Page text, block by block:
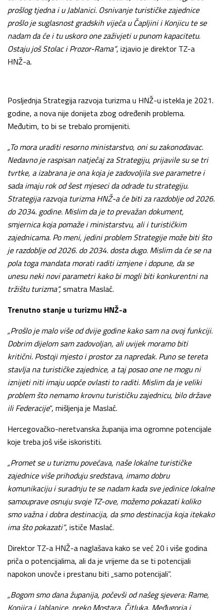
prošlog tjedna i u Jablanici. Osnivanje turističke zajednice
prošlo je suglasnost gradskih vijeća u Čapljini i Konjicu te se
nadam da će i tu uskoro one zaživjeti u punom kapacitetu.
Ostaju još Stolac i Prozor-Rama“, izjavio je direktor TZ-a
HNŽ-a.
Posljednja Strategija razvoja turizma u HNŽ-u istekla je 2021.
godine, a nova nije donijeta zbog određenih problema.
Međutim, to bi se trebalo promijeniti.
„To mora uraditi resorno ministarstvo, oni su zakonodavac.
Nedavno je raspisan natječaj za Strategiju, prijavile su se tri
tvrtke, a izabrana je ona koja je zadovoljila sve parametre i
sada imaju rok od šest mjeseci da odrade tu strategiju.
Strategija razvoja turizma HNŽ-a će biti za razdoblje od 2026.
do 2034. godine. Mislim da je to prevažan dokument,
smjernica koja pomaže i ministarstvu, ali i turističkim
zajednicama. Po meni, jedini problem Strategije može biti što
je razdoblje od 2026. do 2034. dosta dugo. Mislim da će se na
pola toga mandata morati raditi izmjene i dopune, da se
unesu neki novi parametri kako bi mogli biti konkurentni na
tržištu turizma“,smatra Maslać.
Trenutno stanje u turizmu HNŽ-a
„Prošlo je malo više od dvije godine kako sam na ovoj funkciji.
Dobrim dijelom sam zadovoljan, ali uvijek moramo biti
kritični. Postoji mjesto i prostor za napredak. Puno se tereta
stavlja na turističke zajednice, a taj posao one ne mogu ni
iznijeti niti imaju uopće ovlasti to raditi. Mislim da je veliki
problem što nemamo krovnu turističku zajednicu, bilo države
ili Federacije“, mišljenja je Maslać.
Hercegovačko-neretvanska županija ima ogromne potencijale
koje treba još više iskoristiti.
„Promet se u turizmu povećava, naše lokalne turističke
zajednice više prihoduju sredstava, imamo dobru
komunikaciju i suradnju te se nadam kada sve jedinice lokalne
samouprave osnuju svoje TZ-ove, možemo pokazati koliko
smo važna i dobra destinacija, da smo destinacija koja itekako
ima što pokazati“, ističe Maslać.
Direktor TZ-a HNŽ-a naglašava kako se već 20 i više godina
priča o potencijalima, ali da je vrijeme da se ti potencijali
napokon unovče i prestanu biti „samo potencijali“.
„Bogom smo dana županija, počevši od našeg sjevera: Rame,